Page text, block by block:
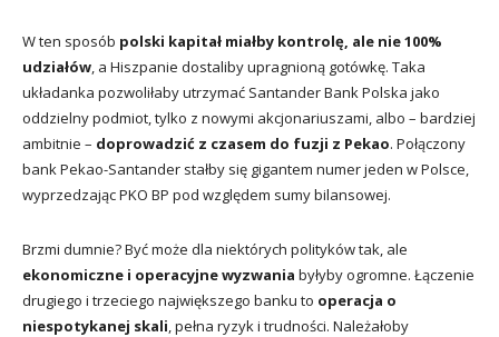
W ten sposób polski kapitał miałby kontrolę, ale nie 100%
udziałów, a Hiszpanie dostaliby upragnioną gotówkę. Taka
układanka pozwoliłaby utrzymać Santander Bank Polska jako
oddzielny podmiot, tylko z nowymi akcjonariuszami, albo – bardziej
ambitnie – doprowadzić z czasem do fuzji z Pekao. Połączony
bank Pekao-Santander stałby się gigantem numer jeden w Polsce,
wyprzedzając PKO BP pod względem sumy bilansowej.
Brzmi dumnie? Być może dla niektórych polityków tak, ale
ekonomiczne i operacyjne wyzwania byłyby ogromne. Łączenie
drugiego i trzeciego największego banku to operacja o
niespotykanej skali, pełna ryzyk i trudności. Należałoby